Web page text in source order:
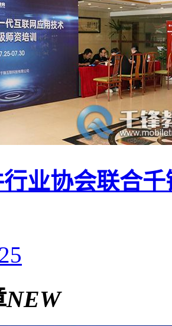
业协会联合
NEW